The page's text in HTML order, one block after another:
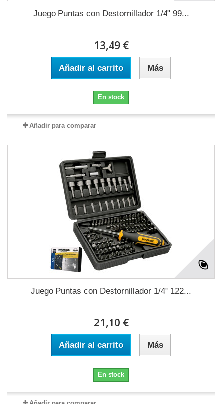
Juego Puntas con Destornillador 1/4" 99...
13,49 €
Añadir al carrito Más
En stock
Añadir para comparar
Juego Puntas con Destornillador 1/4" 122...
21,10 €
Añadir al carrito Más
En stock